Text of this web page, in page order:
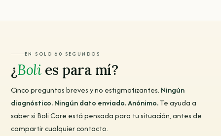
EN SOLO 60 SEGUNDOS
¿Bolies para mí?
Cinco preguntas breves y no estigmatizantes. Ningún
diagnóstico. Ningún dato enviado. Anónimo.Te ayuda a
saber si Boli Care está pensada para tu situación, antes de
compartir cualquier contacto.